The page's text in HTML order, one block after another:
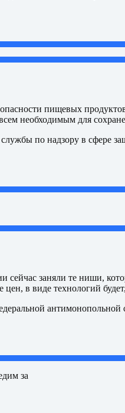
пищевых
необходимым для
по надзору в сфере
заняли те ниши,
цен, в виде технологий
антимонопольной
за